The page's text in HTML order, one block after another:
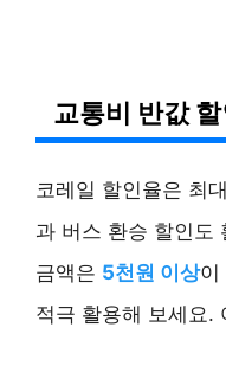
교통비 반값
코레일 할인율은 최대
과 버스 환승 할인도
금액은 5천원 이상이
적극 활용해 보세요.